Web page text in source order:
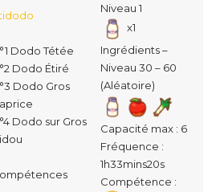
Dodo Tétée
Dodo Étiré
Dodo Gros
Dodo sur Gros
Niveau 1
x1
Ingrédients –
Niveau 30 – 60
(Aléatoire)
Capacité max : 6
Fréquence :
1h33mins20s
Compétence :